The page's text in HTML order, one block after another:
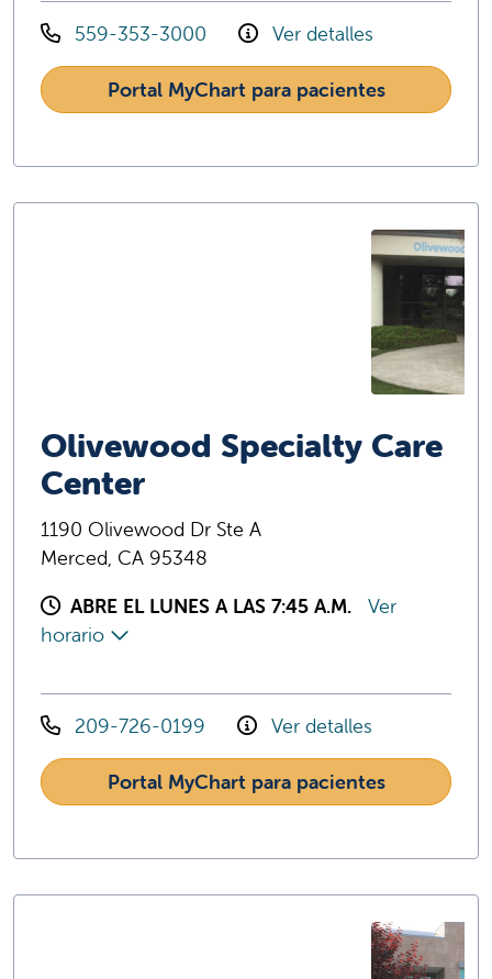
559-353-3000 Ver detalles
Portal MyChart para pacientes
Olivewood Specialty Care
Center
1190 Olivewood Dr Ste A
Merced, CA 95348
ABRE EL LUNES A LAS 7:45 A.M.
Ver
horario
209-726-0199 Ver detalles
Portal MyChart para pacientes